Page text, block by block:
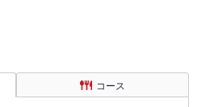
コース